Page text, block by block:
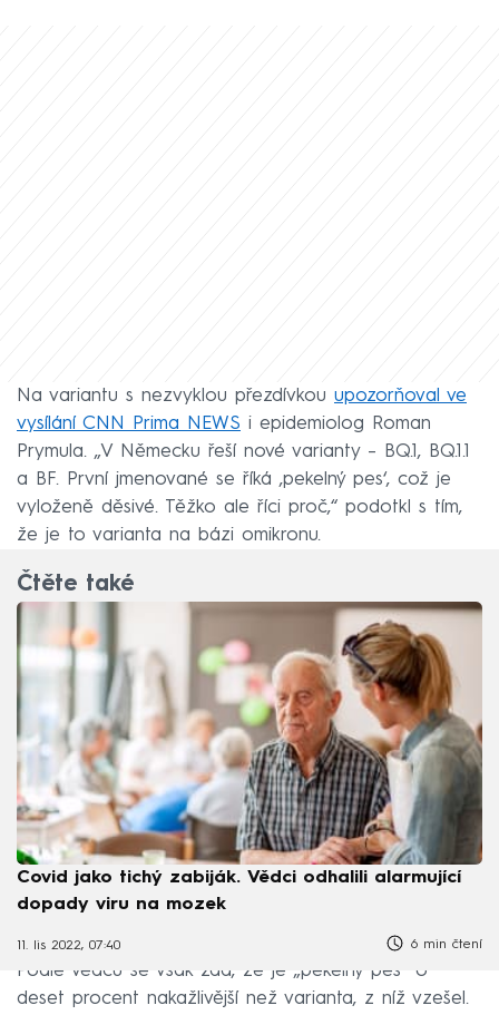
Na variantu s nezvyklou přezdívkou upozorňoval ve
vysílání CNN Prima NEWS i epidemiolog Roman
Prymula. „V Německu řeší nové varianty – BQ.1, BQ.1.1
a BF. První jmenované se říká ‚pekelný pes‘, což je
vyloženě děsivé. Těžko ale říci proč,“ podotkl s tím,
že je to varianta na bázi omikronu.
Čtěte také
Covid jako tichý zabiják. Vědci odhalili alarmující
dopady viru na mozek
11. lis 2022, 07:40 6 min čtení
Podle vědců se však zdá, že je „pekelný pes“ o
deset procent nakažlivější než varianta, z níž vzešel.